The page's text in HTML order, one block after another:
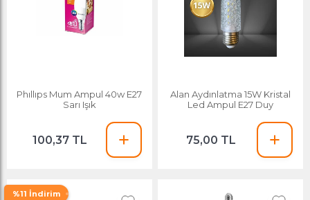
Phıllıps Mum Ampul 40w E27
Sarı Işık
100,37 TL
Alan Aydınlatma 15W Kristal
Led Ampul E27 Duy
75,00 TL
%11 İndirim